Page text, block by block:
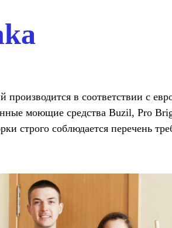
в соответствии с
моющие средства Buzil, Pro
строго соблюдается перечень